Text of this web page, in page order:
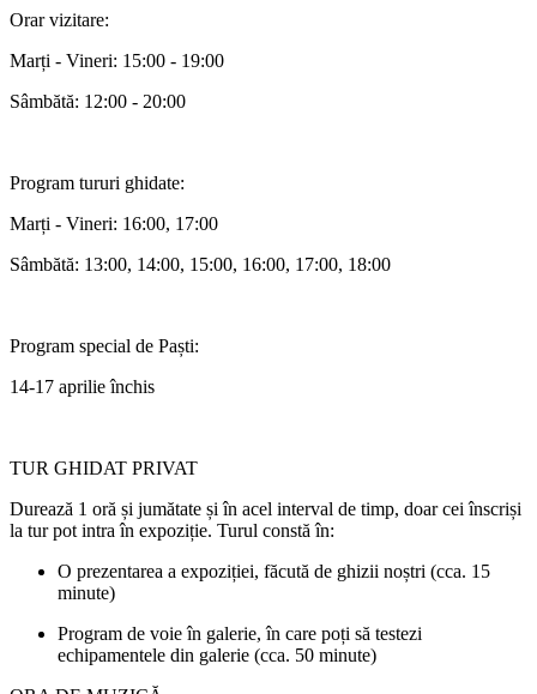
Orar vizitare:
Marți - Vineri: 15:00 - 19:00
Sâmbătă: 12:00 - 20:00
Program tururi ghidate:
Marți - Vineri: 16:00, 17:00
Sâmbătă: 13:00, 14:00, 15:00, 16:00, 17:00, 18:00
Program special de Paști:
14-17 aprilie închis
TUR GHIDAT PRIVAT
Durează 1 oră și jumătate și în acel interval de timp, doar cei înscriși
la tur pot intra în expoziție. Turul constă în:
O prezentarea a expoziției, făcută de ghizii noștri (cca. 15
minute)
Program de voie în galerie, în care poți să testezi
echipamentele din galerie (cca. 50 minute)